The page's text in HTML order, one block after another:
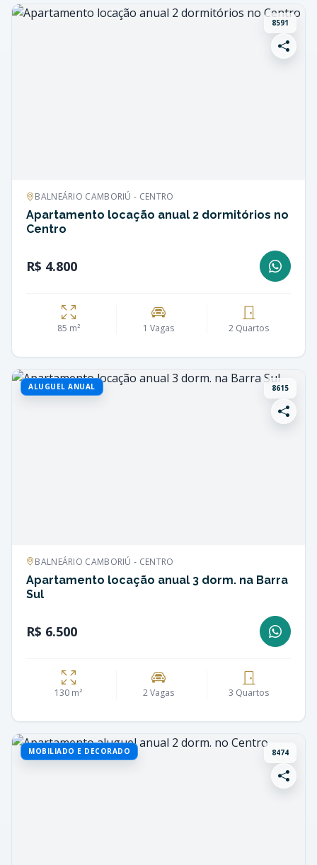
8591
BALNEÁRIO CAMBORIÚ - CENTRO
Apartamento locação anual 2 dormitórios no
Centro
R$ 4.800
85 m² 1 Vagas 2 Quartos
ALUGUEL ANUAL 8615
BALNEÁRIO CAMBORIÚ - CENTRO
Apartamento locação anual 3 dorm. na Barra
Sul
R$ 6.500
130 m² 2 Vagas 3 Quartos
MOBILIADO E DECORADO 8474